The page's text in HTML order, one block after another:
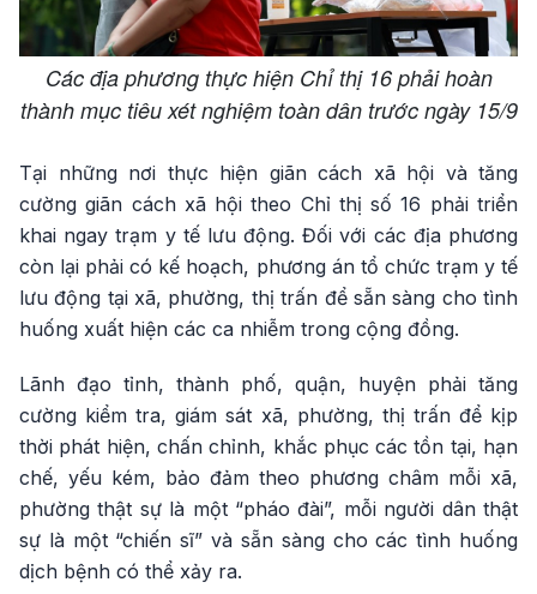
Các địa phương thực hiện Chỉ thị 16 phải hoàn
thành mục tiêu xét nghiệm toàn dân trước ngày 15/9
Tại những nơi thực hiện giãn cách xã hội và tăng
cường giãn cách xã hội theo Chỉ thị số 16 phải triển
khai ngay trạm y tế lưu động. Đối với các địa phương
còn lại phải có kế hoạch, phương án tổ chức trạm y tế
lưu động tại xã, phường, thị trấn để sẵn sàng cho tình
huống xuất hiện các ca nhiễm trong cộng đồng.
Lãnh đạo tỉnh, thành phố, quận, huyện phải tăng
cường kiểm tra, giám sát xã, phường, thị trấn để kịp
thời phát hiện, chấn chỉnh, khắc phục các tồn tại, hạn
chế, yếu kém, bảo đảm theo phương châm mỗi xã,
phường thật sự là một “pháo đài”, mỗi người dân thật
sự là một “chiến sĩ” và sẵn sàng cho các tình huống
dịch bệnh có thể xảy ra.